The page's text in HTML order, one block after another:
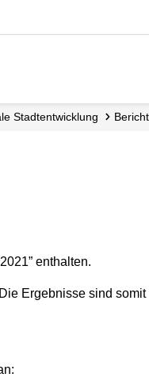
Stadtentwicklung
enthalten.
Ergebnisse sind somit